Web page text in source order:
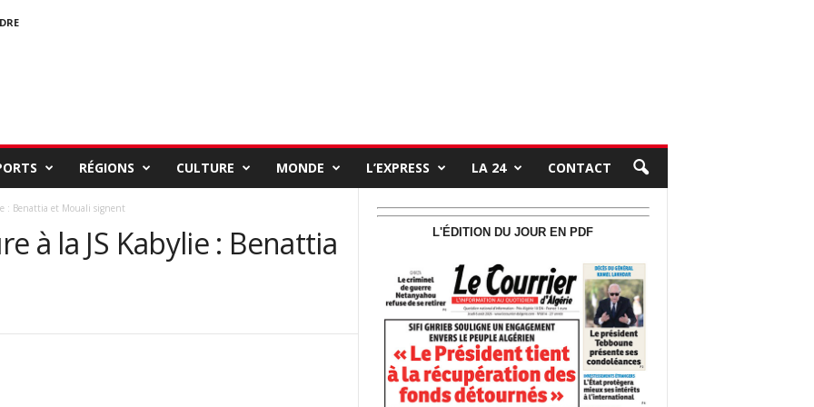
RÉGIONS CULTURE MONDE L’EXPRESS LA 24 CONTACT
: Benattia et Mouali signent
à la JS Kabylie : Benattia
L'ÉDITION DU JOUR EN PDF